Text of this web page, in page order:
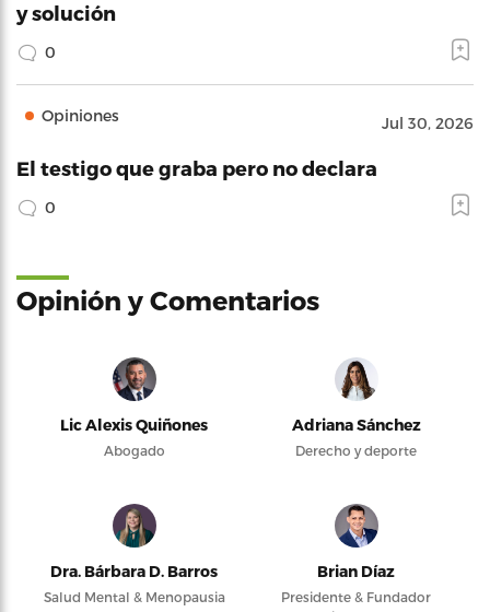
y solución
0
Opiniones Jul 30, 2026
El testigo que graba pero no declara
0
Opinión y Comentarios
Lic Alexis Quiñones
Abogado
Adriana Sánchez
Derecho y deporte
Dra. Bárbara D. Barros
Salud Mental & Menopausia
Brian Díaz
Presidente & Fundador